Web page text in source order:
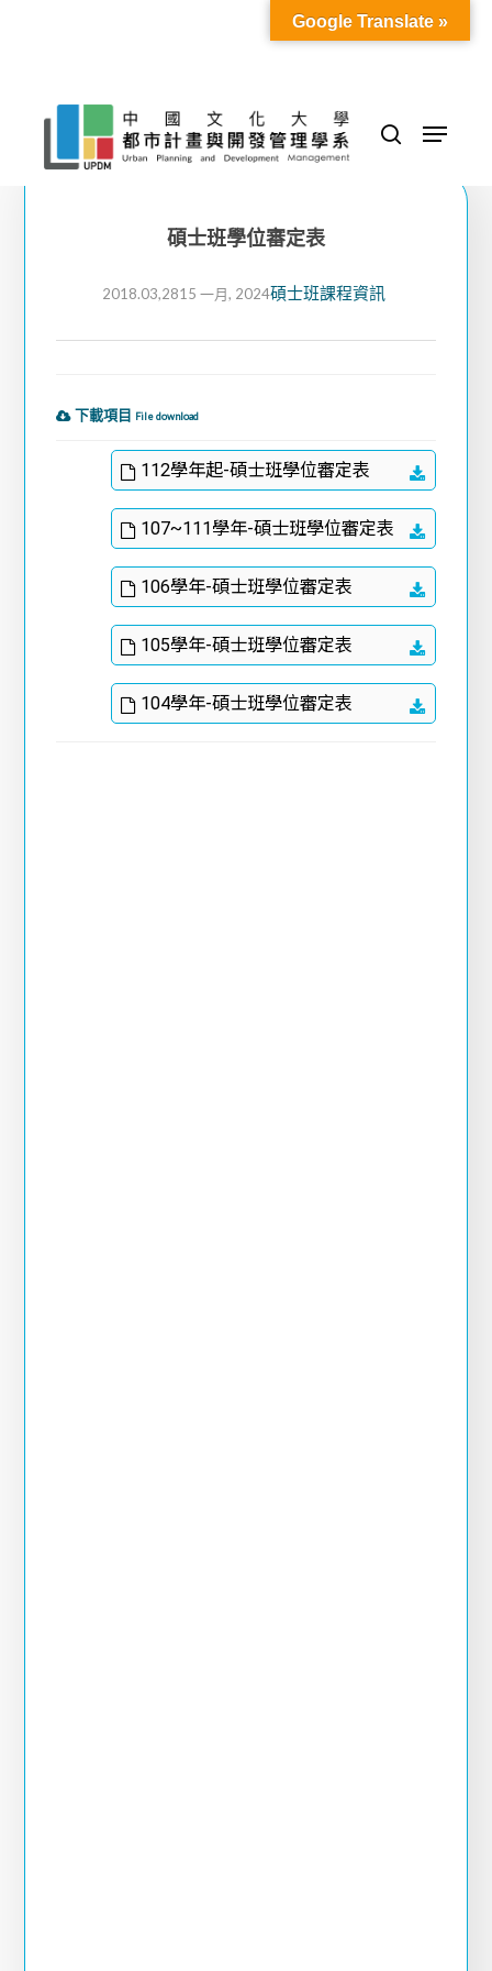
content
search
Menu
碩士班學位審定表
2018.03,2815 一月, 2024碩士班課程資訊
下載項目 File download
112學年起-碩士班學位審定表
107~111學年-碩士班學位審定表
106學年-碩士班學位審定表
105學年-碩士班學位審定表
104學年-碩士班學位審定表
Google Translate »